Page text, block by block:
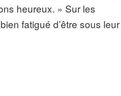
heureux. » Sur les
fatigué d’être sous leur